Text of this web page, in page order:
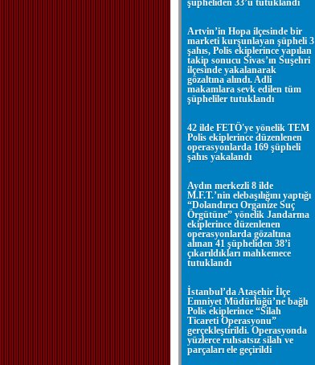
şüpheliden 33’ü tutuklandı
Artvin’in Hopa ilçesinde bir
marketi kurşunlayan şüpheli 3
şahıs, Polis ekiplerince yapılan
takip sonucu Sivas’ın Suşehri
ilçesinde yakalanarak
gözaltına alındı. Adli
makamlara sevk edilen tüm
şüpheliler tutuklandı
42 ilde FETÖ'ye yönelik TEM
Polis ekiplerince düzenlenen
operasyonlarda 169 şüpheli
şahıs yakalandı
Aydın merkezli 8 ilde
M.F.T.’nin elebaşılığını yaptığı
“Dolandırıcı Organize Suç
Örgütüne” yönelik Jandarma
ekiplerince düzenlenen
operasyonlarda gözaltına
alınan 41 şüpheliden 38’i
çıkarıldıkları mahkemece
tutuklandı
İstanbul’da Ataşehir İlçe
Emniyet Müdürlüğü’ne bağlı
Polis ekiplerince “Silah
Ticareti Operasyonu”
gerçekleştirildi. Operasyonda
yüzlerce ruhsatsız silah ve
parçaları ele geçirildi